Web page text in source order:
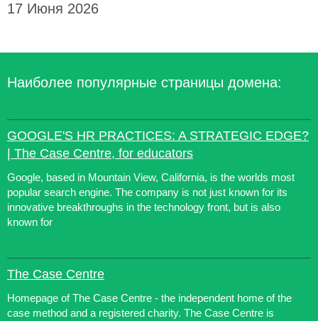
17 Июня 2026
Наиболее популярные страницы домена:
GOOGLE'S HR PRACTICES: A STRATEGIC EDGE?
| The Case Centre, for educators
Google, based in Mountain View, California, is the worlds most
popular search engine. The company is not just known for its
innovative breakthroughs in the technology front, but is also
known for
The Case Centre
Homepage of The Case Centre - the independent home of the
case method and a registered charity. The Case Centre is